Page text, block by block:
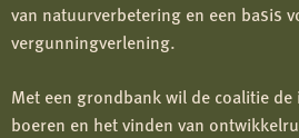
van natuurverbetering en een basis
vergunningverlening.
Met een grondbank wil de coalitie
boeren en het vinden van